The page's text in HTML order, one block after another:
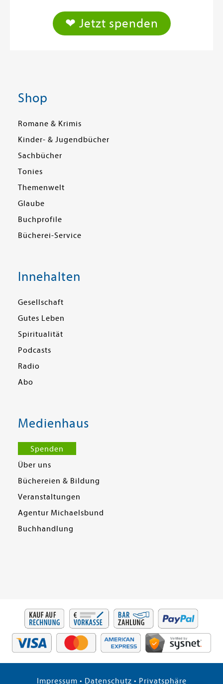
❤ Jetzt spenden
Shop
Romane & Krimis
Kinder- & Jugendbücher
Sachbücher
Tonies
Themenwelt
Glaube
Buchprofile
Bücherei-Service
Innehalten
Gesellschaft
Gutes Leben
Spiritualität
Podcasts
Radio
Abo
Medienhaus
Spenden
Über uns
Büchereien & Bildung
Veranstaltungen
Agentur Michaelsbund
Buchhandlung
Impressum • Datenschutz • Privatsphäre